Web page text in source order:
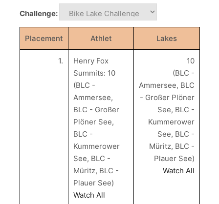
Challenge:
Placement Athlet Lakes
1.
Henry Fox
Summits: 10
(BLC -
Ammersee,
BLC - Großer
Plöner See,
BLC -
Kummerower
See, BLC -
Müritz, BLC -
Plauer See)
Watch All
10
(BLC -
Ammersee, BLC
- Großer Plöner
See, BLC -
Kummerower
See, BLC -
Müritz, BLC -
Plauer See)
Watch All